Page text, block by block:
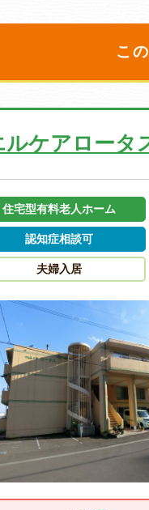
こ
ルケアロータ
住宅型有料老人ホーム
認知症相談可
夫婦入居